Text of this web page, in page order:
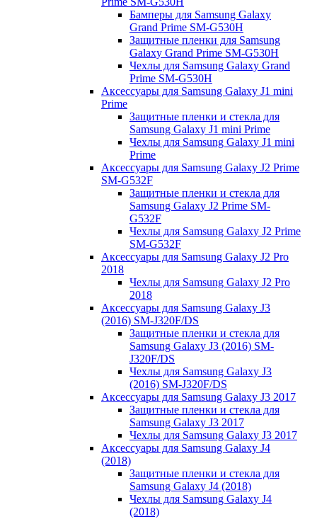
Бамперы для Samsung Galaxy
Grand Prime SM-G530H
Защитные пленки для Samsung
Galaxy Grand Prime SM-G530H
Чехлы для Samsung Galaxy Grand
Prime SM-G530H
Аксессуары для Samsung Galaxy J1 mini
Prime
Защитные пленки и стекла для
Samsung Galaxy J1 mini Prime
Чехлы для Samsung Galaxy J1 mini
Prime
Аксессуары для Samsung Galaxy J2 Prime
SM-G532F
Защитные пленки и стекла для
Samsung Galaxy J2 Prime SM-
G532F
Чехлы для Samsung Galaxy J2 Prime
SM-G532F
Аксессуары для Samsung Galaxy J2 Pro
2018
Чехлы для Samsung Galaxy J2 Pro
2018
Аксессуары для Samsung Galaxy J3
(2016) SM-J320F/DS
Защитные пленки и стекла для
Samsung Galaxy J3 (2016) SM-
J320F/DS
Чехлы для Samsung Galaxy J3
(2016) SM-J320F/DS
Аксессуары для Samsung Galaxy J3 2017
Защитные пленки и стекла для
Samsung Galaxy J3 2017
Чехлы для Samsung Galaxy J3 2017
Аксессуары для Samsung Galaxy J4
(2018)
Защитные пленки и стекла для
Samsung Galaxy J4 (2018)
Чехлы для Samsung Galaxy J4
(2018)